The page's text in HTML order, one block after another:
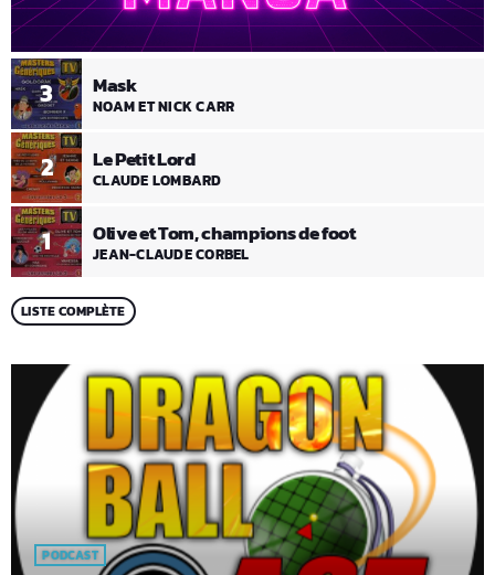
1 Olive et Tom, champions de foot
JEAN-CLAUDE CORBEL
2 Le Petit Lord
CLAUDE LOMBARD
3 Mask
NOAM ET NICK CARR
LISTE COMPLÈTE
PODCAST